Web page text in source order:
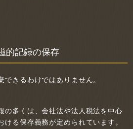
的記録の保存
きるわけではありません。
の多くは、会社法や法人税法を中心
ける保存義務が定められています。